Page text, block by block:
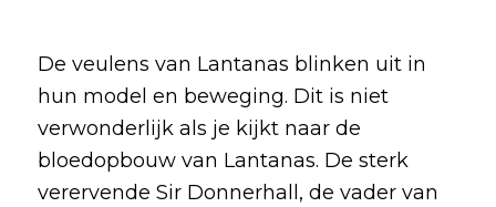
De veulens van Lantanas blinken uit in
hun model en beweging. Dit is niet
verwonderlijk als je kijkt naar de
bloedopbouw van Lantanas. De sterk
verervende Sir Donnerhall, de vader van